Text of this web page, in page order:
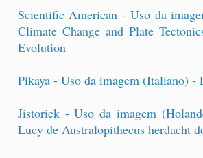
Scientific American - Uso da
Climate Change and Plate
Evolution
Pikaya - Uso da imagem (Italiano) -
Jistoriek - Uso da imagem
Lucy de Australopithecus herdacht